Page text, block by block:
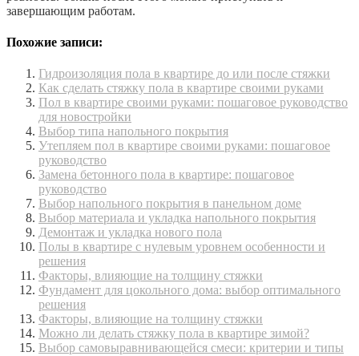
завершающим работам.
Похожие записи:
Гидроизоляция пола в квартире до или после стяжки
Как сделать стяжку пола в квартире своими руками
Пол в квартире своими руками: пошаговое руководство
для новостройки
Выбор типа напольного покрытия
Утепляем пол в квартире своими руками: пошаговое
руководство
Замена бетонного пола в квартире: пошаговое
руководство
Выбор напольного покрытия в панельном доме
Выбор материала и укладка напольного покрытия
Демонтаж и укладка нового пола
Полы в квартире с нулевым уровнем особенности и
решения
Факторы, влияющие на толщину стяжки
Фундамент для цокольного дома: выбор оптимального
решения
Факторы, влияющие на толщину стяжки
Можно ли делать стяжку пола в квартире зимой?
Выбор самовыравнивающейся смеси: критерии и типы